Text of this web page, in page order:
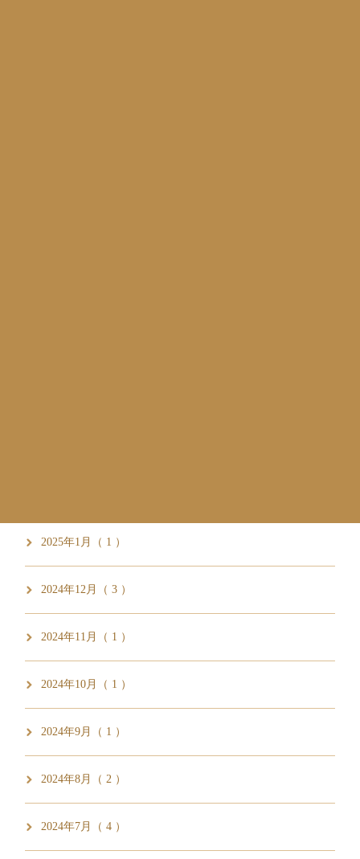
2025年1月（ 1 ）
2024年12月（ 3 ）
2024年11月（ 1 ）
2024年10月（ 1 ）
2024年9月（ 1 ）
2024年8月（ 2 ）
2024年7月（ 4 ）